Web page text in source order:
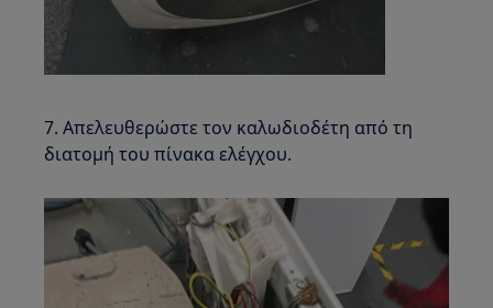
7. Απελευθερώστε τον καλωδιοδέτη από τη
διατομή του πίνακα ελέγχου.